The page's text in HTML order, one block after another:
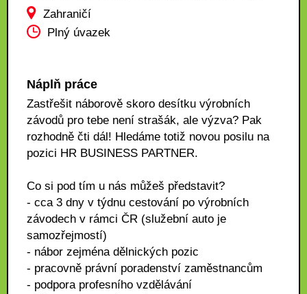
Zahraničí
Plný úvazek
Náplň práce
Zastřešit náborově skoro desítku výrobních
závodů pro tebe není strašák, ale výzva? Pak
rozhodně čti dál! Hledáme totiž novou posilu na
pozici HR BUSINESS PARTNER.
Co si pod tím u nás můžeš představit?
- cca 3 dny v týdnu cestování po výrobních
závodech v rámci ČR (služební auto je
samozřejmostí)
- nábor zejména dělnických pozic
- pracovně právní poradenství zaměstnancům
- podpora profesního vzdělávání